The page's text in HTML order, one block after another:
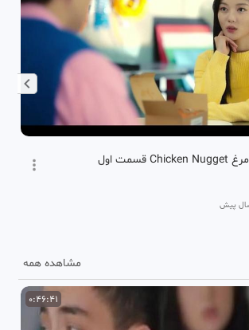
سریال کره ای ناگت مرغ Chicken Nugget قسمت اول
مشاهده همه
0:46:41